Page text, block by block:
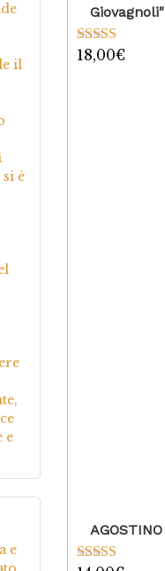
il
è
e
e
Giovagnoli"
Valutato
18,00€
AGOSTINO